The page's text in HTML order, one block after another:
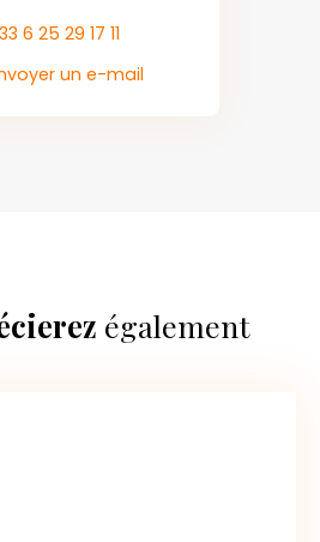
6 25 29 17 11
un e-mail
également